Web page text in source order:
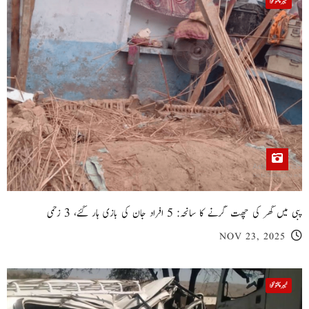
پبی میں گھر کی چھت گرنے کا سانحہ: 5 افراد جان کی بازی ہار گئے، 3 زخمی
NOV 23, 2025
خیبر پختونخوا